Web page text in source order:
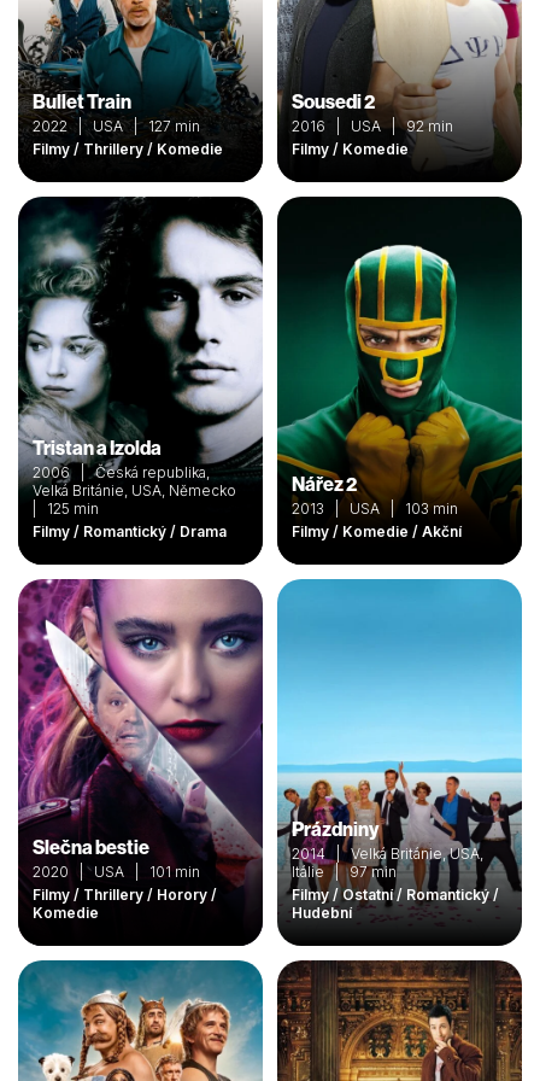
Bullet Train
2022 | USA | 127 min
Filmy / Thrillery / Komedie
Sousedi 2
2016 | USA | 92 min
Filmy / Komedie
Tristan a Izolda
2006 | Česká republika,
Velká Británie, USA, Německo
| 125 min
Filmy / Romantický / Drama
Nářez 2
2013 | USA | 103 min
Filmy / Komedie / Akční
Slečna bestie
2020 | USA | 101 min
Filmy / Thrillery / Horory /
Komedie
Prázdniny
2014 | Velká Británie, USA,
Itálie | 97 min
Filmy / Ostatní / Romantický /
Hudební